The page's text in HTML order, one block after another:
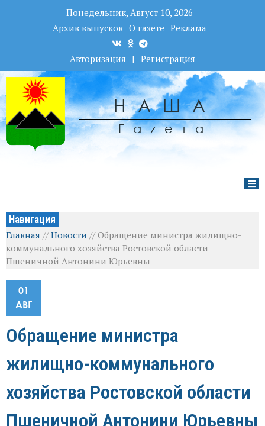
Понедельник, Август 10, 2026
Архив выпусков О газете Реклама
Авторизация | Регистрация
НАША
Гаzета
Навигация
Главная //Новости //Обращение министра жилищно-
коммунального хозяйства Ростовской области
Пшеничной Антонини Юрьевны
01
АВГ
Обращение министра
жилищно-коммунального
хозяйства Ростовской области
Пшеничной Антонини Юрьевны